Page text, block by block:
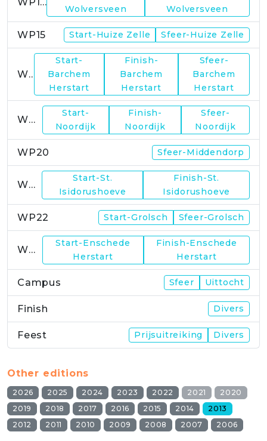
WP14
Wolversveen
Wolversveen
WP15 Start-Huize Zelle Sfeer-Huize Zelle
WP17
Start-
Barchem
Herstart
Finish-
Barchem
Herstart
Sfeer-
Barchem
Herstart
WP19
Start-
Noordijk
Finish-
Noordijk
Sfeer-
Noordijk
WP20 Sfeer-Middendorp
WP21
Start-St.
Isidorushoeve
Finish-St.
Isidorushoeve
WP22 Start-Grolsch Sfeer-Grolsch
WP23
Start-Enschede
Herstart
Finish-Enschede
Herstart
Campus Sfeer Uittocht
Finish Divers
Feest Prijsuitreiking Divers
Other editions
2026 2025 2024 2023 2022 2021
2020
2019
2018 2017 2016 2015 2014
2013
2012
2011 2010 2009 2008 2007 2006